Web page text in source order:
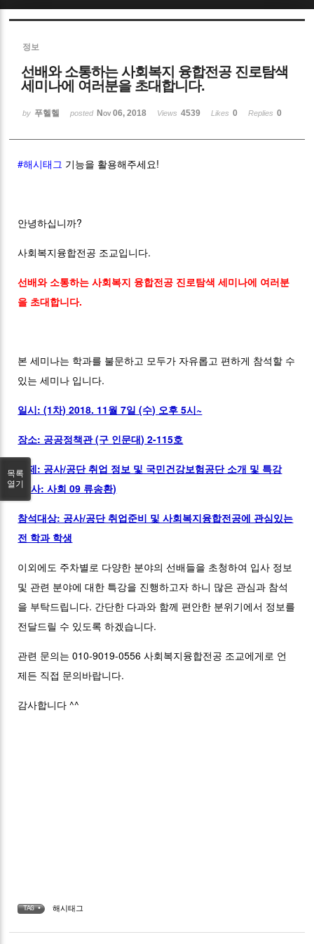
정보
선배와 소통하는 사회복지 융합전공 진로탐색
세미나에 여러분을 초대합니다.
by 푸헬헬 posted Nov 06, 2018 Views 4539 Likes 0 Replies 0
#해시태그 기능을 활용해주세요!
안녕하십니까?
사회복지융합전공 조교입니다.
선배와 소통하는 사회복지 융합전공 진로탐색 세미나에 여러분
을 초대합니다.
본 세미나는 학과를 불문하고 모두가 자유롭고 편하게 참석할 수
있는 세미나 입니다.
일시: (1차) 2018. 11월 7일 (수) 오후 5시~
장소: 공공정책관 (구 인문대) 2-115호
주제: 공사/공단 취업 정보 및 국민건강보험공단 소개 및 특강
(강사: 사회 09 류송환)
참석대상: 공사/공단 취업준비 및 사회복지융합전공에 관심있는
전 학과 학생
이외에도 주차별로 다양한 분야의 선배들을 초청하여 입사 정보
및 관련 분야에 대한 특강을 진행하고자 하니 많은 관심과 참석
을 부탁드립니다. 간단한 다과와 함께 편안한 분위기에서 정보를
전달드릴 수 있도록 하겠습니다.
관련 문의는 010-9019-0556 사회복지융합전공 조교에게로 언
제든 직접 문의바랍니다.
감사합니다 ^^
TAG • 해시태그
목록
열기
Sketchbook5, 스케치북5
Sketchbook5, 스케치북5